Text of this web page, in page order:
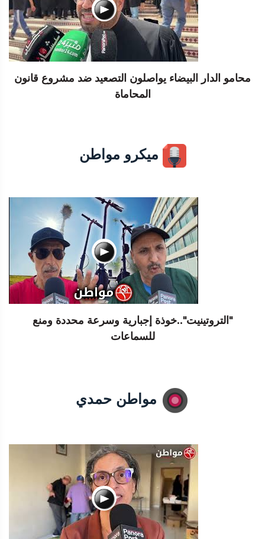
محامو الدار البيضاء يواصلون التصعيد ضد مشروع قانون
المحاماة
ميكرو مواطن
"التروتينيت"..خوذة إجبارية وسرعة محددة ومنع
للسماعات
مواطن حمدي